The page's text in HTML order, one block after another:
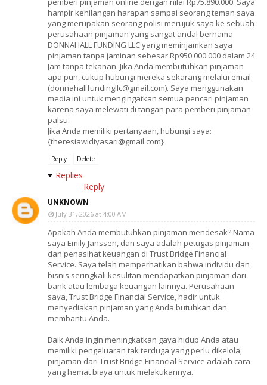
hampir kehilangan harapan sampai seorang teman saya
yang merupakan seorang polisi merujuk saya ke sebuah
perusahaan pinjaman yang sangat andal bernama
DONNAHALL FUNDING LLC yang meminjamkan saya
pinjaman tanpa jaminan sebesar Rp950.000.000 dalam 24
Jam tanpa tekanan. Jika Anda membutuhkan pinjaman
apa pun, cukup hubungi mereka sekarang melalui email:
(donnahallfundingllc@gmail.com). Saya menggunakan
media ini untuk mengingatkan semua pencari pinjaman
karena saya melewati di tangan para pemberi pinjaman
palsu.
Jika Anda memiliki pertanyaan, hubungi saya:
{theresiawidiyasari@gmail.com}
Reply Delete
Replies
Reply
UNKNOWN
July 31, 2026 at 4:00 AM
Apakah Anda membutuhkan pinjaman mendesak? Nama
saya Emily Janssen, dan saya adalah petugas pinjaman
dan penasihat keuangan di Trust Bridge Financial
Service. Saya telah memperhatikan bahwa individu dan
bisnis seringkali kesulitan mendapatkan pinjaman dari
bank atau lembaga keuangan lainnya. Perusahaan
saya, Trust Bridge Financial Service, hadir untuk
menyediakan pinjaman yang Anda butuhkan dan
membantu Anda.
Baik Anda ingin meningkatkan gaya hidup Anda atau
memiliki pengeluaran tak terduga yang perlu dikelola,
pinjaman dari Trust Bridge Financial Service adalah cara
yang hemat biaya untuk melakukannya.